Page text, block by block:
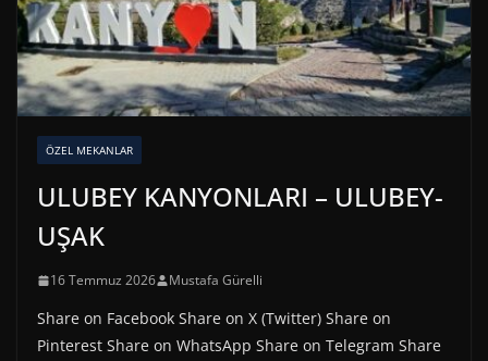
ÖZEL MEKANLAR
ULUBEY KANYONLARI – ULUBEY-
UŞAK
16 Temmuz 2026 Mustafa Gürelli
Share on Facebook Share on X (Twitter) Share on
Pinterest Share on WhatsApp Share on Telegram Share